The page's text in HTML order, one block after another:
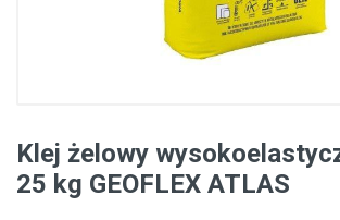
Klej żelowy
25 kg GEOFLEX ATLAS